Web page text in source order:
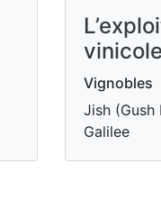
Vignobles
Jish (Gush
Galilee